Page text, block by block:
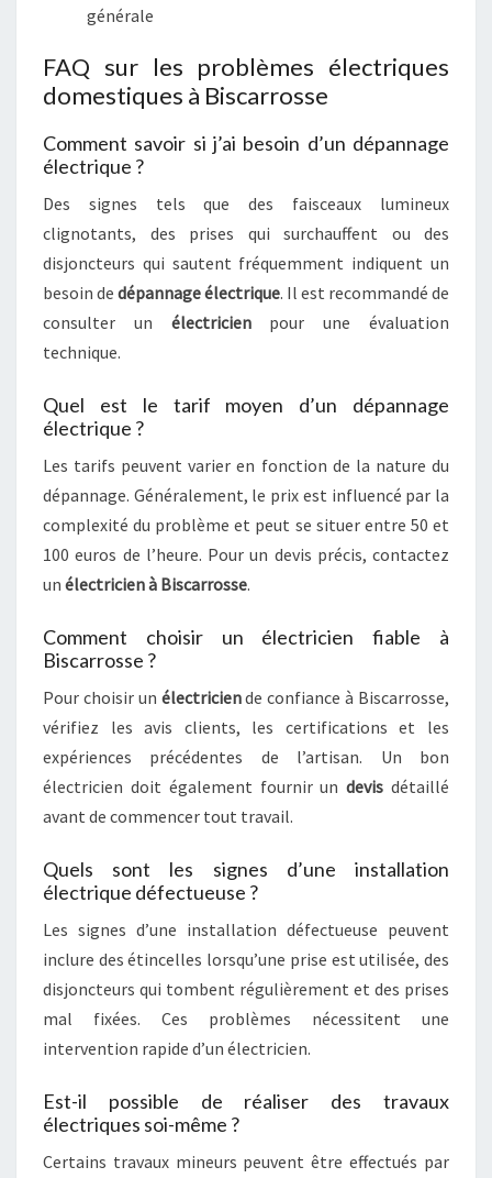
générale
FAQ sur les problèmes électriques
domestiques à Biscarrosse
Comment savoir si j’ai besoin d’un dépannage
électrique ?
Des signes tels que des faisceaux lumineux
clignotants, des prises qui surchauffent ou des
disjoncteurs qui sautent fréquemment indiquent un
besoin de dépannage électrique. Il est recommandé de
consulter un électricienpour une évaluation
technique.
Quel est le tarif moyen d’un dépannage
électrique ?
Les tarifs peuvent varier en fonction de la nature du
dépannage. Généralement, le prix est influencé par la
complexité du problème et peut se situer entre 50 et
100 euros de l’heure. Pour un devis précis, contactez
un électricien à Biscarrosse.
Comment choisir un électricien fiable à
Biscarrosse ?
Pour choisir un électriciende confiance à Biscarrosse,
vérifiez les avis clients, les certifications et les
expériences précédentes de l’artisan. Un bon
électricien doit également fournir undevis détaillé
avant de commencer tout travail.
Quels sont les signes d’une installation
électrique défectueuse ?
Les signes d’une installation défectueuse peuvent
inclure des étincelles lorsqu’une prise est utilisée, des
disjoncteurs qui tombent régulièrement et des prises
mal fixées. Ces problèmes nécessitent une
intervention rapide d’un électricien.
Est-il possible de réaliser des travaux
électriques soi-même ?
Certains travaux mineurs peuvent être effectués par